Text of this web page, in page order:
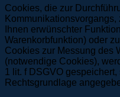
Cookies, die zur
Ihnen erwünschter
Warenkorbfunktion) oder
Cookies zur Messung des
(notwendige Cookies),
1 lit. f DSGVO
Rechtsgrundlage